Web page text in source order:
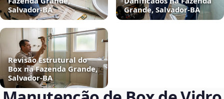
Salvador‑BA
Grande, Salvador‑BA
Revisão Estrutural do
Box na Fazenda Grande,
Salvador‑BA